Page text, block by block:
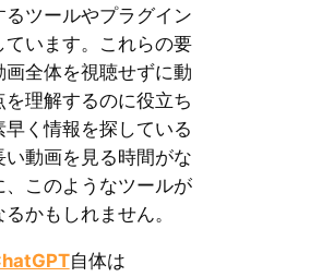
るツールやプラグイン
ています。これらの要
画全体を視聴せずに動
を理解するのに役立ち
早く情報を探している
い動画を見る時間がな
、このようなツールが
かもしれません。
自体は